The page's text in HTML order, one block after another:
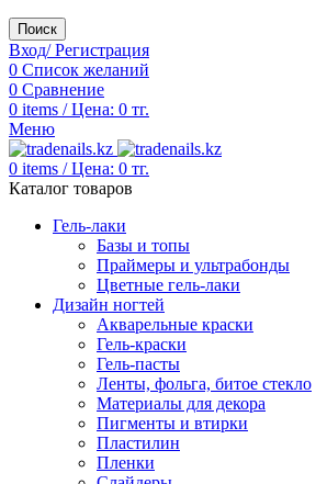
Поиск
Вход/ Регистрация
0 Список желаний
0 Сравнение
0 items / Цена: 0 тг.
Меню
0 items / Цена: 0 тг.
Каталог товаров
Гель-лаки
Базы и топы
Праймеры и ультрабонды
Цветные гель-лаки
Дизайн ногтей
Акварельные краски
Гель-краски
Гель-пасты
Ленты, фольга, битое стекло
Материалы для декора
Пигменты и втирки
Пластилин
Пленки